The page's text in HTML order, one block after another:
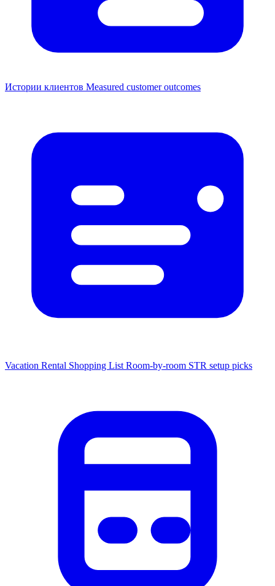
Истории клиентов Measured customer outcomes
Vacation Rental Shopping List Room-by-room STR setup picks